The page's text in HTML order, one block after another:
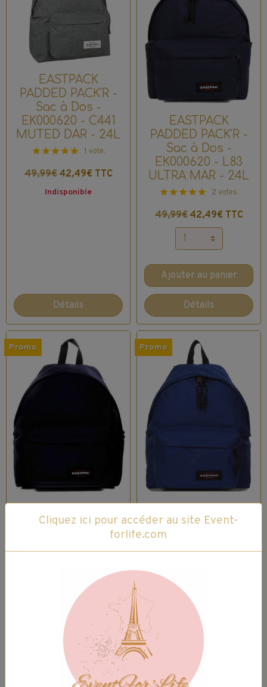
EASTPACK
PADDED PACK'R -
Sac à Dos -
EK000620 - C441
MUTED DAR - 24L
1 vote.
49,99€ 42,49€ TTC
Indisponible
Détails
EASTPACK
PADDED PACK'R -
Sac à Dos -
EK000620 - L83
ULTRA MAR - 24L
2 votes.
49,99€ 42,49€ TTC
Ajouter au panier
Détails
Promo
PADDED PACK'R -
EK000620 - 22S
2 votes.
42,49€ TTC
Ajouter au panier
Promo
PADDED PACK'R -
Sac à Dos -
EK000620 - Z99
42,49€ TTC
Ajouter au panier
Cliquez ici pour accéder au site Event-
forlife.com